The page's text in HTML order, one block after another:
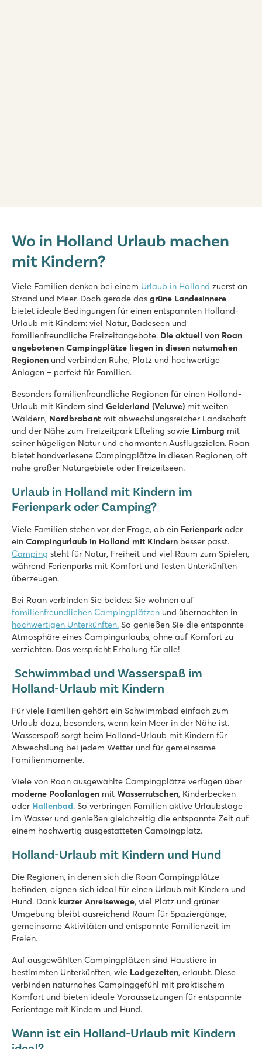
Holland - - Nordbrabant - Kaatsheuvel
★ ★ ★
Beheiztes Hallenbad, coole Außenrutschen und
Schöne Lage in der Nähe der Loonse und Drunense Dünen
Nur 8 Minuten mit dem Auto vom Efteling-Vergnügungspark
Marvilla Parks Friese Meren
Marvilla Parks Friese Meren
Holland - - Friesland - Lemmer
★ ★ ★
Überschaubares Hallenbad
Gemütliches Restaurant mit schöner Terrasse
Das Slotermeer (See) ist zu Fuß erreichbar
De Schatberg
De Schatberg
Holland - - Limburg - Sevenum
★ ★ ★ ★
Hallenbad und Freibad mit Rutschen und Badesee mit Strand
Umfangreiches Unterhaltungsprogramm und Indoor-
An der wunderschönen Hochmoorlandschaft De Peel
De Twee Bruggen
De Twee Bruggen
★ ★ ★ ★
Innen- und Außenpool mit Rutschen
Themenpark Bumblebee World nur 20 Autominuten entfernt!
Vakantiepark Ackersate
Vakantiepark Ackersate
Holland - - Gelderland - Voorthuizen
★ ★ ★ ★
Hallen- und Freibad und neuer Wasserspielplatz im Jahr 2026
Vielfältiges Animationsprogramm für Jung & Alt
Großartiger Sternecamping auf der Veluwe
TerSpegelt
TerSpegelt
Holland - - Nordbrabant - Eersel
Einrichtungen und Animation für Groß & Klein
In den wunderschönen Kempen in Brabant gelegen
Wo in Holland Urlaub machen
mit Kindern?
Viele Familien denken bei einem Urlaub in Holland zuerst an
Strand und Meer. Doch gerade das grüne Landesinnere
bietet ideale Bedingungen für einen entspannten Holland-
Urlaub mit Kindern: viel Natur, Badeseen und
familienfreundliche Freizeitangebote. Die aktuell von Roan
angebotenen Campingplätze liegen in diesen naturnahen
Regionen und verbinden Ruhe, Platz und hochwertige
Anlagen – perfekt für Familien.
Besonders familienfreundliche Regionen für einen Holland-
Urlaub mit Kindern sind Gelderland (Veluwe) mit weiten
Wäldern, Nordbrabant mit abwechslungsreicher Landschaft
und der Nähe zum Freizeitpark Efteling sowie Limburg mit
seiner hügeligen Natur und charmanten Ausflugszielen. Roan
bietet handverlesene Campingplätze in diesen Regionen, oft
nahe großer Naturgebiete oder Freizeitseen.
Urlaub in Holland mit Kindern im
Ferienpark oder Camping?
Viele Familien stehen vor der Frage, ob ein Ferienpark oder
ein Campingurlaub in Holland mit Kindern besser passt.
Camping steht für Natur, Freiheit und viel Raum zum Spielen,
während Ferienparks mit Komfort und festen Unterkünften
überzeugen.
Bei Roan verbinden Sie beides: Sie wohnen auf
familienfreundlichen Campingplätzen und übernachten in
hochwertigen Unterkünften. So genießen Sie die entspannte
Atmosphäre eines Campingurlaubs, ohne auf Komfort zu
verzichten. Das verspricht Erholung für alle!
Schwimmbad und Wasserspaß im
Holland-Urlaub mit Kindern
Für viele Familien gehört ein Schwimmbad einfach zum
Urlaub dazu, besonders, wenn kein Meer in der Nähe ist.
Wasserspaß sorgt beim Holland-Urlaub mit Kindern für
Abwechslung bei jedem Wetter und für gemeinsame
Familienmomente.
Viele von Roan ausgewählte Campingplätze verfügen über
moderne Poolanlagen mit Wasserrutschen, Kinderbecken
oder Hallenbad. So verbringen Familien aktive Urlaubstage
im Wasser und genießen gleichzeitig die entspannte Zeit auf
einem hochwertig ausgestatteten Campingplatz.
Holland-Urlaub mit Kindern und Hund
Die Regionen, in denen sich die Roan Campingplätze
befinden, eignen sich ideal für einen Urlaub mit Kindern und
Hund. Dank kurzer Anreisewege, viel Platz und grüner
Umgebung bleibt ausreichend Raum für Spaziergänge,
gemeinsame Aktivitäten und entspannte Familienzeit im
Freien.
Auf ausgewählten Campingplätzen sind Haustiere in
bestimmten Unterkünften, wie Lodgezelten, erlaubt. Diese
verbinden naturnahes Campinggefühl mit praktischem
Komfort und bieten ideale Voraussetzungen für entspannte
Ferientage mit Kindern und Hund.
Wann ist ein Holland-Urlaub mit Kindern